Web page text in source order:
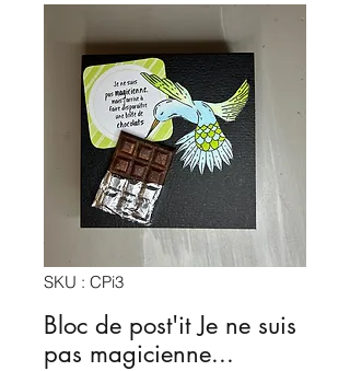
SKU : CPi3
Bloc de post'it Je ne suis
pas magicienne...